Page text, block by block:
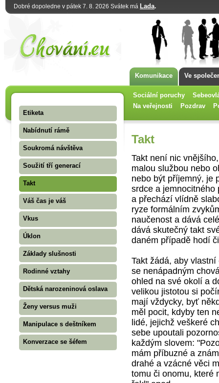
Dobré dopoledne v pátek 7. 8. 2026 Svátek má Lada.
Komunikace Ve
Sociální poruchy
Na veřejnosti
Pozdrav
Etiketa
Nabídnutí rámě
Soukromá návštěva
Soužití tří generací
Takt
Váš čas je váš
Vkus
Úklon
Základy slušnosti
Rodinné vztahy
Dětská narozeninová oslava
Ženy versus muži
Manipulace s deštníkem
Konverzace se šéfem
Takt
Takt není nic
malou službou nebo
nebo být příjemný, je
srdce a jemnocitného
a přechází vlídně
ryze formálním
naučenost a dává
dává skutečný takt
daném případě hodí
Takt žádá, aby
se nenápadným
ohled na své okolí a
velikou jistotou si
mají vždycky, byť
měl pocit, kdyby ten
lidé, jejichž veškeré
sebe upoutali
každým slovem:
mám příbuzné a
drahé a vzácné věci
tomu či onomu, které